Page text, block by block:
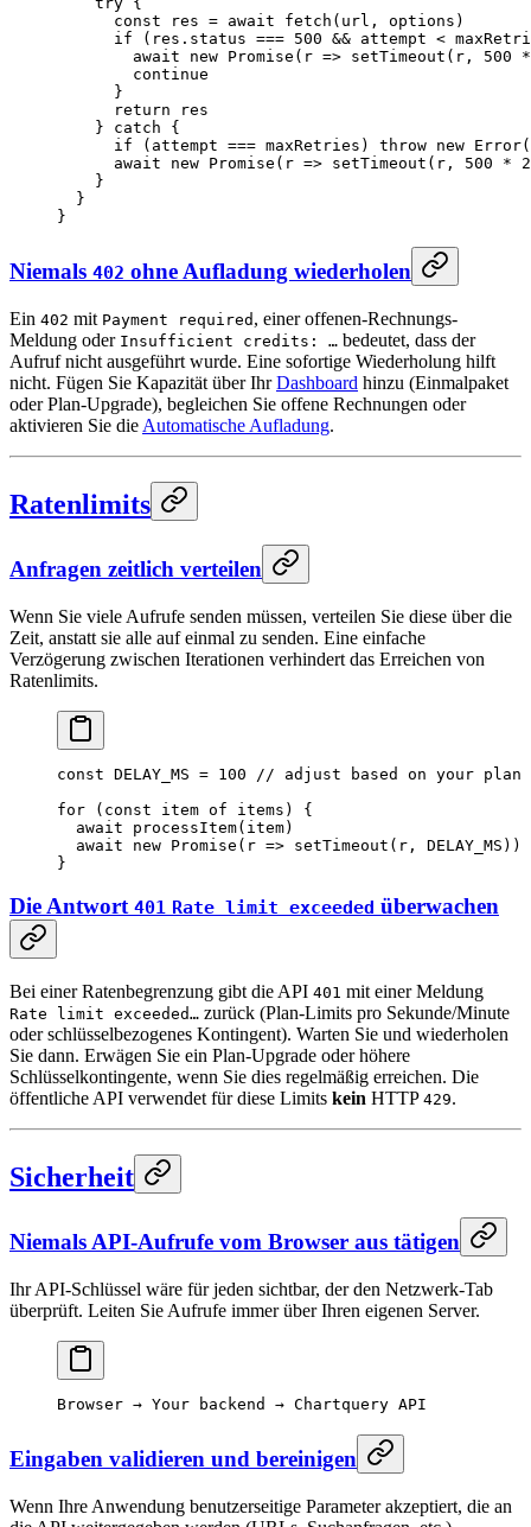
      const
res = await fetch (url, options)
      if
(res.status === 500 && attempt <
        await
new Promise ( r => setTimeout (r, 500 *
        continue
      }
      return
res
    }
catch {
      if
(attempt === maxRetries) throw new Error(
      await
new Promise ( r => setTimeout (r, 500 * 2
    }
  }
}
Niemals 402 ohne Aufladung wiederholen
Ein 402 mit Payment required , einer offenen-Rechnungs-
Meldung oder Insufficient credits: … bedeutet, dass der
Aufruf nicht ausgeführt wurde. Eine sofortige Wiederholung hilft
nicht. Fügen Sie Kapazität über IhrDashboard hinzu (Einmalpaket
oder Plan-Upgrade), begleichen Sie offene Rechnungen oder
aktivieren Sie die Automatische Aufladung.
Ratenlimits
Anfragen zeitlich verteilen
Wenn Sie viele Aufrufe senden müssen, verteilen Sie diese über die
Zeit, anstatt sie alle auf einmal zu senden. Eine einfache
Verzögerung zwischen Iterationen verhindert das Erreichen von
Ratenlimits.
const DELAY_MS = 100 // adjust based on your plan
for ( const item of items) {
  await
processItem(item)
  await
new Promise ( r => setTimeout (r, DELAY_MS ))
}
Die Antwort 401 Rate limit exceeded überwachen
Bei einer Ratenbegrenzung gibt die API 401 mit einer Meldung
Rate limit exceeded… zurück (Plan-Limits pro Sekunde/Minute
oder schlüsselbezogenes Kontingent). Warten Sie und wiederholen
Sie dann. Erwägen Sie ein Plan-Upgrade oder höhere
Schlüsselkontingente, wenn Sie dies regelmäßig erreichen. Die
öffentliche API verwendet für diese Limits kein HTTP 429.
Sicherheit
Niemals API-Aufrufe vom Browser aus tätigen
Ihr API-Schlüssel wäre für jeden sichtbar, der den Netzwerk-Tab
überprüft. Leiten Sie Aufrufe immer über Ihren eigenen Server.
Browser → Your backend → Chartquery API
Eingaben validieren und bereinigen
Wenn Ihre Anwendung benutzerseitige Parameter akzeptiert, die an